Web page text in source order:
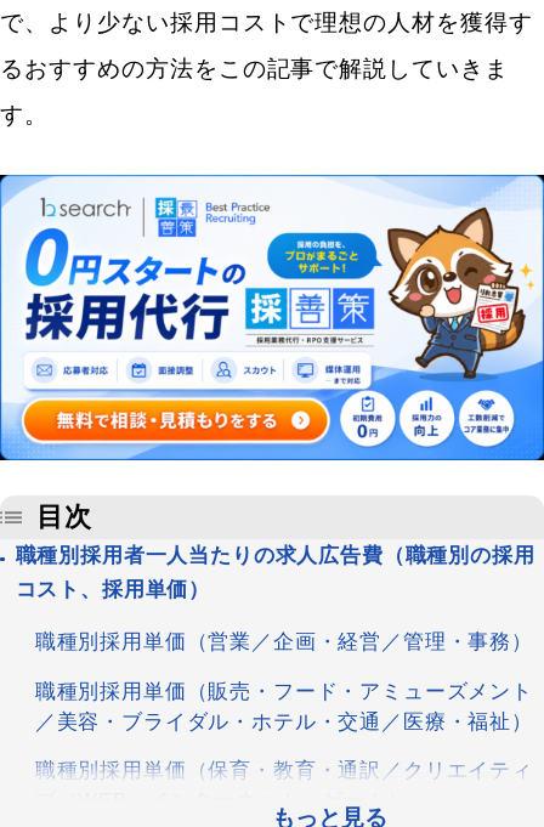
で、より少ない採用コストで理想の人材を獲得す
るおすすめの方法をこの記事で解説していきま
す。
目次
職種別採用者一人当たりの求人広告費（職種別の採用
コスト、採用単価）
職種別採用単価（営業／企画・経営／管理・事務）
職種別採用単価（販売・フード・アミューズメント
／美容・ブライダル・ホテル・交通／医療・福祉）
職種別採用単価（保育・教育・通訳／クリエイティ
ブ／WEB・インターネット・ゲーム）
もっと見る